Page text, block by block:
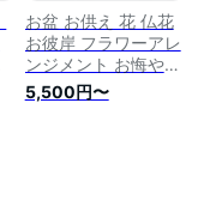
お彼岸
お盆 お供え 花 仏花
お彼岸 フラワーアレ
ンジメント お悔やみ
法事 法要 四十九日
即日発送 あす楽 法
5,500円〜